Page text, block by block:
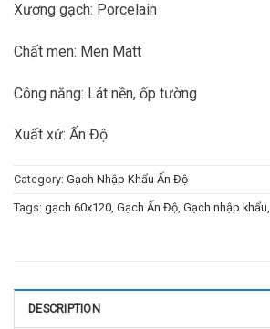
Xương gạch: Porcelain
Chất men: Men Matt
Công năng: Lát nền, ốp tường
Xuất xứ: Ấn Độ
Category: Gạch Nhập Khẩu Ấn Độ
Tags: gạch 60x120, Gạch Ấn Độ, Gạch nhập khẩu,
DESCRIPTION